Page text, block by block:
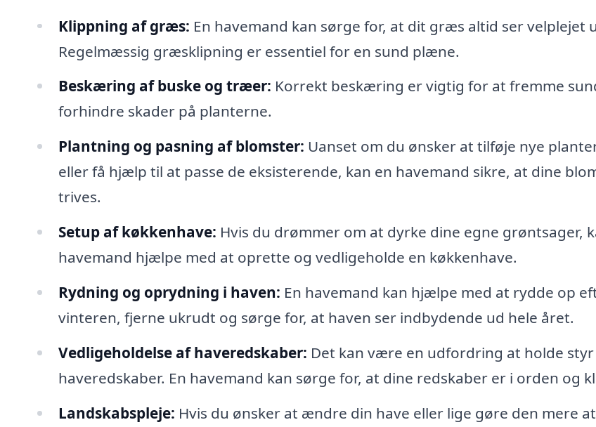
Klippning af græs: En havemand kan sørge for, at dit græs altid ser velplejet
Regelmæssig græsklipning er essentiel for en sund plæne.
Beskæring af buske og træer: Korrekt beskæring er vigtig for at fremme
forhindre skader på planterne.
Plantning og pasning af blomster: Uanset om du ønsker at tilføje nye
eller få hjælp til at passe de eksisterende, kan en havemand sikre, at dine
trives.
Setup af køkkenhave: Hvis du drømmer om at dyrke dine egne grøntsager,
havemand hjælpe med at oprette og vedligeholde en køkkenhave.
Rydning og oprydning i haven: En havemand kan hjælpe med at rydde op
vinteren, fjerne ukrudt og sørge for, at haven ser indbydende ud hele året.
Vedligeholdelse af haveredskaber: Det kan være en udfordring at holde styr
haveredskaber. En havemand kan sørge for, at dine redskaber er i orden og
Landskabspleje: Hvis du ønsker at ændre din have eller lige gøre den mere